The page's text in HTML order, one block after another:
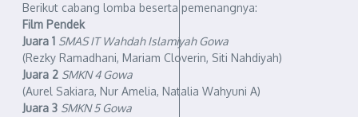
Berikut cabang lomba beserta pemenangnya:
Film Pendek
Juara 1 SMAS IT Wahdah Islamiyah Gowa
(Rezky Ramadhani, Mariam Cloverin, Siti Nahdiyah)
Juara 2 SMKN 4 Gowa
(Aurel Sakiara, Nur Amelia, Natalia Wahyuni A)
Juara 3 SMKN 5 Gowa